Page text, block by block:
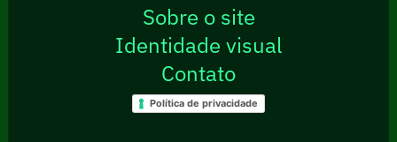
Sobre o site
Identidade visual
Contato
Política de privacidade